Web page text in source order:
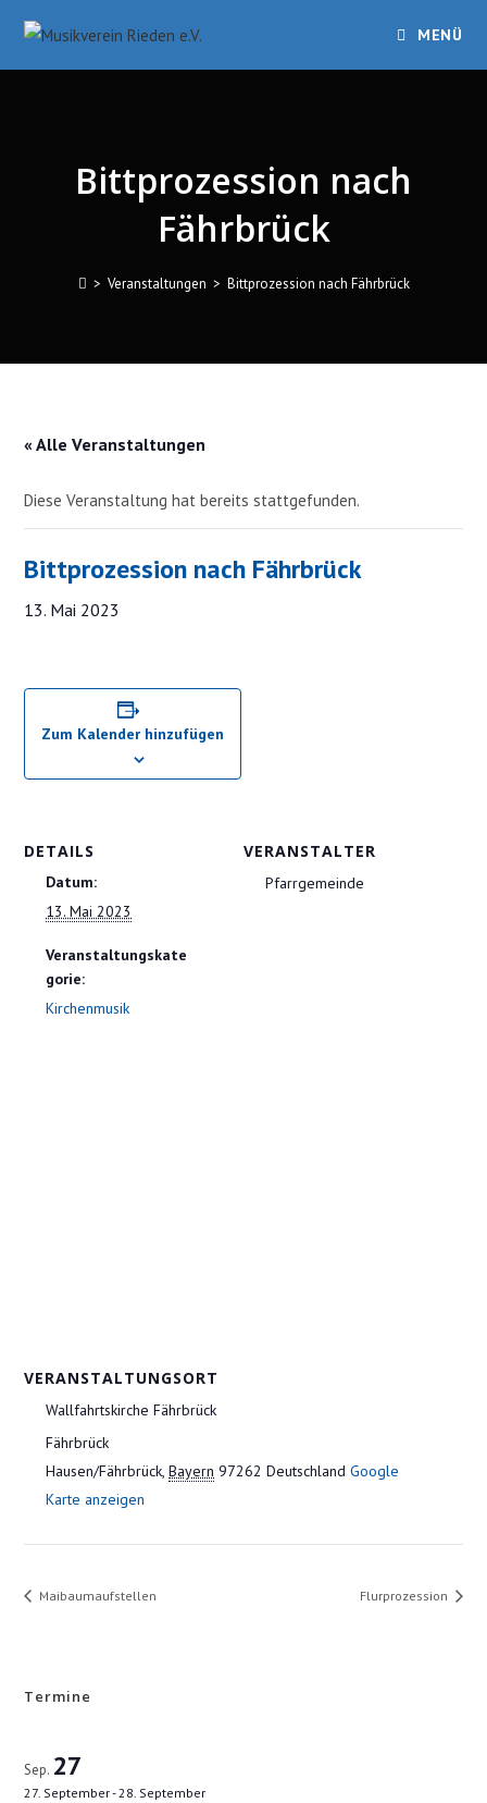
Inhalt
springen
MENÜ
Bittprozession nach
Fährbrück
> Veranstaltungen > Bittprozession nach Fährbrück
« Alle Veranstaltungen
Diese Veranstaltung hat bereits stattgefunden.
Bittprozession nach Fährbrück
13. Mai 2023
Zum Kalender hinzufügen
DETAILS
Datum:
13. Mai 2023
Veranstaltungskate
gorie:
Kirchenmusik
VERANSTALTER
Pfarrgemeinde
VERANSTALTUNGSORT
Wallfahrtskirche Fährbrück
Fährbrück
Hausen/Fährbrück, Bayern 97262 Deutschland Google
Karte anzeigen
Maibaumaufstellen Flurprozession
Termine
Sep. 27
27. September-28. September